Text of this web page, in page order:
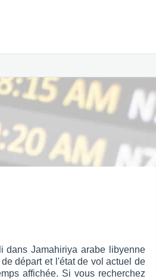
dans Jamahiriya arabe libyenne
départ et l'état de vol actuel de
affichée. Si vous recherchez